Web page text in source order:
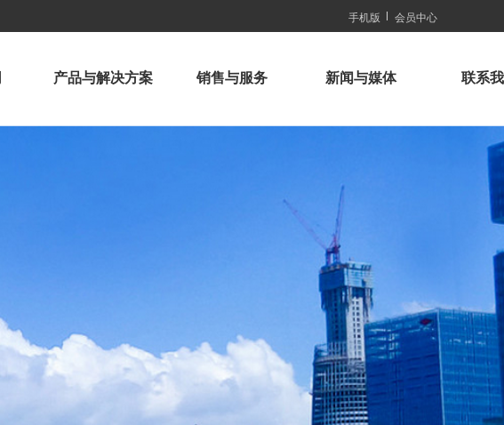
手机版 会员中心
产品与解决方案 销售与服务 新闻与媒体 联系